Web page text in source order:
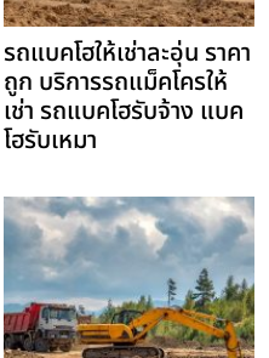
รถแบคโฮให้เช่าละอุ่น ราคา
ถูก บริการรถแม็คโครให้
เช่า รถแบคโฮรับจ้าง แบค
โฮรับเหมา